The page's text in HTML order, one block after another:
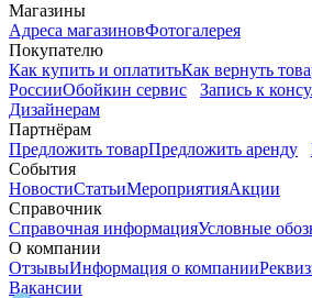
Магазины
Адреса магазиновФотогалерея
Покупателю
Как купить и оплатитьКак вернуть
РоссииОбойкин сервис Запись к
Дизайнерам
Партнёрам
Предложить товарПредложить аренду
События
НовостиСтатьиМероприятияАкции
Справочник
Справочная информацияУсловные
О компании
ОтзывыИнформация о компании
Вакансии